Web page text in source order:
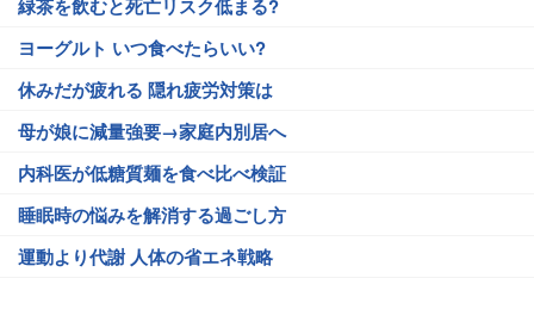
緑茶を飲むと死亡リスク低まる?
ヨーグルト いつ食べたらいい?
休みだが疲れる 隠れ疲労対策は
母が娘に減量強要→家庭内別居へ
内科医が低糖質麺を食べ比べ検証
睡眠時の悩みを解消する過ごし方
運動より代謝 人体の省エネ戦略